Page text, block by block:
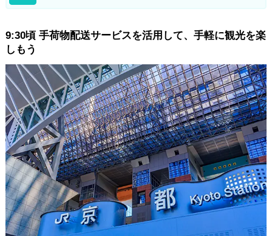
9:30頃 手荷物配送サービスを活用して、手軽に観光を楽
しもう